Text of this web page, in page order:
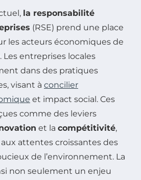
la responsabilité
(RSE) prend une place
les acteurs économiques de
Les entreprises locales
dans des pratiques
visant à concilier
et impact social. Ces
comme des leviers
et la compétitivité,
attentes croissantes des
de l’environnement. La
non seulement un enjeu